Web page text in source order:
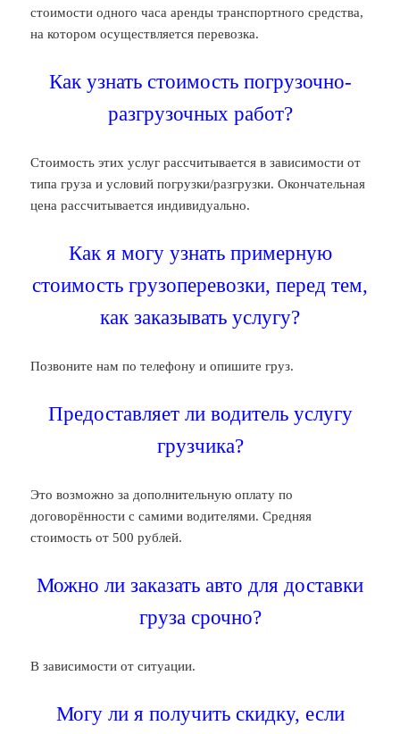
стоимости одного часа аренды транспортного средства,
на котором осуществляется перевозка.
Как узнать стоимость погрузочно-
разгрузочных работ?
Стоимость этих услуг рассчитывается в зависимости от
типа груза и условий погрузки/разгрузки. Окончательная
цена рассчитывается индивидуально.
Как я могу узнать примерную
стоимость грузоперевозки, перед тем,
как заказывать услугу?
Позвоните нам по телефону и опишите груз.
Предоставляет ли водитель услугу
грузчика?
Это возможно за дополнительную оплату по
договорённости с самими водителями. Средняя
стоимость от 500 рублей.
Можно ли заказать авто для доставки
груза срочно?
В зависимости от ситуации.
Могу ли я получить скидку, если